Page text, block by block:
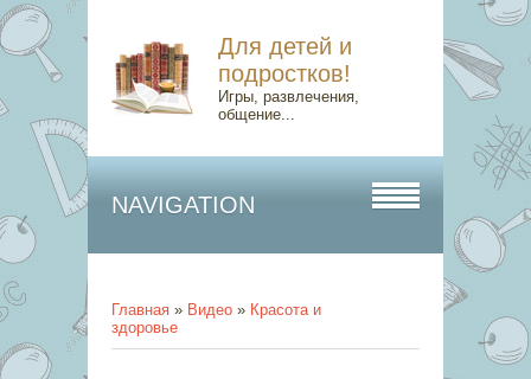
Для детей и
подростков!
Игры, развлечения,
общение...
NAVIGATION
Главная » Видео » Красота и
здоровье